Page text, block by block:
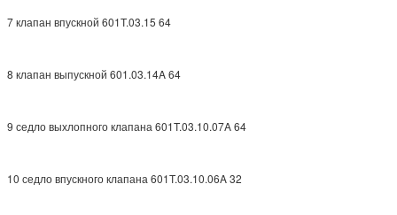
7 клапан впускной 601T.03.15 64
8 клапан выпускной 601.03.14A 64
9 седло выхлопного клапана 601T.03.10.07A 64
10 седло впускного клапана 601T.03.10.06A 32